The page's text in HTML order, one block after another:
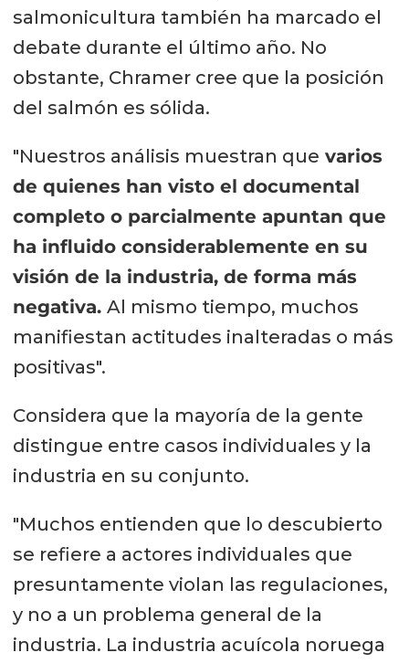
salmonicultura también ha marcado el
debate durante el último año. No
obstante, Chramer cree que la posición
del salmón es sólida.
"Nuestros análisis muestran que varios
de quienes han visto el documental
completo o parcialmente apuntan que
ha influido considerablemente en su
visión de la industria, de forma más
negativa. Al mismo tiempo, muchos
manifiestan actitudes inalteradas o más
positivas".
Considera que la mayoría de la gente
distingue entre casos individuales y la
industria en su conjunto.
"Muchos entienden que lo descubierto
se refiere a actores individuales que
presuntamente violan las regulaciones,
y no a un problema general de la
industria. La industria acuícola noruega